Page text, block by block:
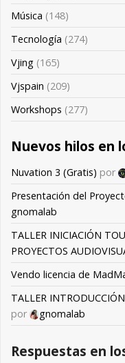
Música (148)
Tecnología (274)
Vjing (165)
Vjspain (209)
Workshops (277)
Nuevos hilos en
Nuvation 3 (Gratis) por
Presentación del
gnomalab
TALLER INICIACIÓN
PROYECTOS
Vendo licencia de
TALLER
por
gnomalab
Respuestas en